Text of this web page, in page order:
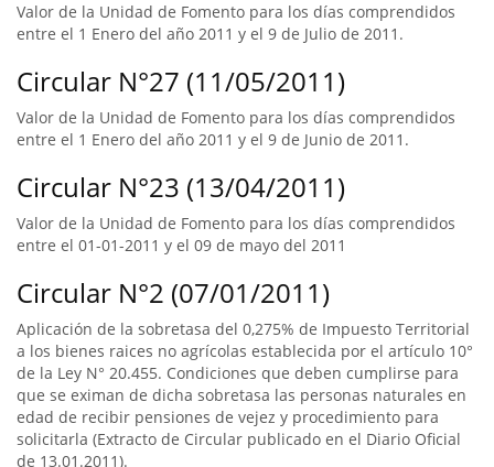
Valor de la Unidad de Fomento para los días comprendidos
entre el 1 Enero del año 2011 y el 9 de Julio de 2011.
Circular N°27 (11/05/2011)
Valor de la Unidad de Fomento para los días comprendidos
entre el 1 Enero del año 2011 y el 9 de Junio de 2011.
Circular N°23 (13/04/2011)
Valor de la Unidad de Fomento para los días comprendidos
entre el 01-01-2011 y el 09 de mayo del 2011
Circular N°2 (07/01/2011)
Aplicación de la sobretasa del 0,275% de Impuesto Territorial
a los bienes raices no agrícolas establecida por el artículo 10°
de la Ley N° 20.455. Condiciones que deben cumplirse para
que se eximan de dicha sobretasa las personas naturales en
edad de recibir pensiones de vejez y procedimiento para
solicitarla (Extracto de Circular publicado en el Diario Oficial
de 13.01.2011).